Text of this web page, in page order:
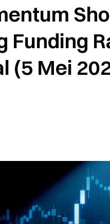
Funding
(5 Mei